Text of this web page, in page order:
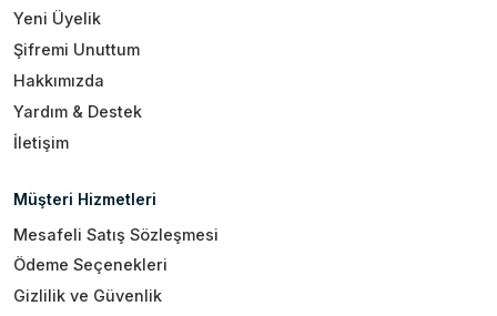
Yeni Üyelik
Şifremi Unuttum
Hakkımızda
Yardım & Destek
İletişim
Müşteri Hizmetleri
Mesafeli Satış Sözleşmesi
Ödeme Seçenekleri
Gizlilik ve Güvenlik